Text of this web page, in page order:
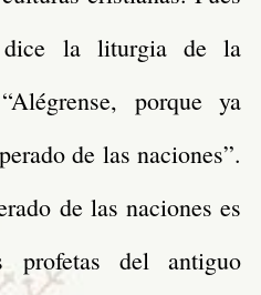
la liturgia de la
porque ya
de las naciones”.
de las naciones es
profetas del antiguo